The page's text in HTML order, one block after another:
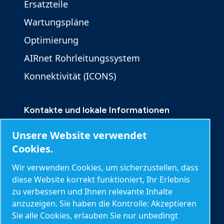
Ersatzteile
Wartungspläne
Optimierung
AIRnet Rohrleitungssystem
Konnektivität (ICONS)
Kontakte und lokale Informationen
Produktanfrage
Serviceanfrage
Allgemeine Anfragen
Weitere Informationen
Unsere Website verwendet
Cookies.
Wir verwenden Cookies, um sicherzustellen, dass
diese Website korrekt funktioniert, Ihr Erlebnis
zu verbessern und Ihnen relevante Inhalte
anzuzeigen. Sie haben die Kontrolle: Akzeptieren
Sie alle Cookies, erlauben Sie nur unbedingt